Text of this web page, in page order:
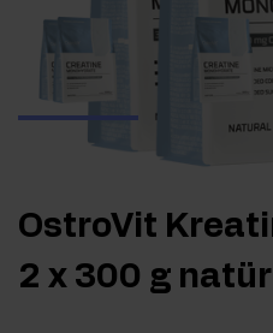
OstroVit
2 x 300 g